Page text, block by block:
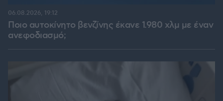
Ποιο αυτοκίνητο βενζίνης έκανε 1.980 χλμ με έναν
ανεφοδιασμό;
06.08.2026, 19:12